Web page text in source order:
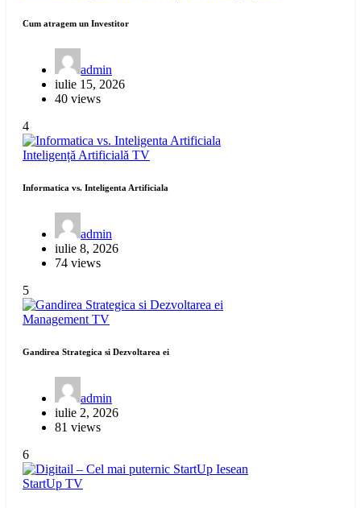
Cum atragem un Investitor
admin
iulie 15, 2026
40 views
4
Inteligență Artificială TV
Informatica vs. Inteligenta Artificiala
admin
iulie 8, 2026
74 views
5
Management TV
Gandirea Strategica si Dezvoltarea ei
admin
iulie 2, 2026
81 views
6
StartUp TV